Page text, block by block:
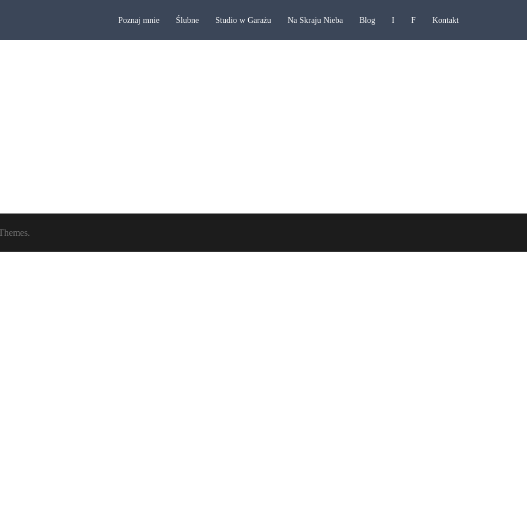
Poznaj mnie Ślubne Studio w Garażu Na Skraju Nieba Blog I F Kontakt